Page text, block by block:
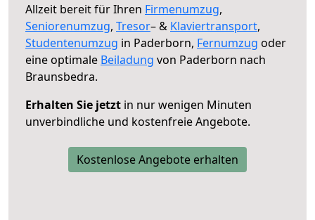
Allzeit bereit für Ihren Firmenumzug,
Seniorenumzug, Tresor– & Klaviertransport,
Studentenumzug in Paderborn, Fernumzug oder
eine optimale Beiladung von Paderborn nach
Braunsbedra.
Erhalten Sie jetzt in nur wenigen Minuten
unverbindliche und kostenfreie Angebote.
Kostenlose Angebote erhalten